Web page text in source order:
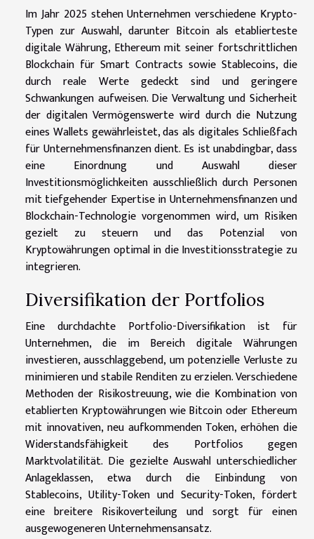
Im Jahr 2025 stehen Unternehmen verschiedene Krypto-
Typen zur Auswahl, darunter Bitcoin als etablierteste
digitale Währung, Ethereum mit seiner fortschrittlichen
Blockchain für Smart Contracts sowie Stablecoins, die
durch reale Werte gedeckt sind und geringere
Schwankungen aufweisen. Die Verwaltung und Sicherheit
der digitalen Vermögenswerte wird durch die Nutzung
eines Wallets gewährleistet, das als digitales Schließfach
für Unternehmensfinanzen dient. Es ist unabdingbar, dass
eine Einordnung und Auswahl dieser
Investitionsmöglichkeiten ausschließlich durch Personen
mit tiefgehender Expertise in Unternehmensfinanzen und
Blockchain-Technologie vorgenommen wird, um Risiken
gezielt zu steuern und das Potenzial von
Kryptowährungen optimal in die Investitionsstrategie zu
integrieren.
Diversifikation der Portfolios
Eine durchdachte Portfolio-Diversifikation ist für
Unternehmen, die im Bereich digitale Währungen
investieren, ausschlaggebend, um potenzielle Verluste zu
minimieren und stabile Renditen zu erzielen. Verschiedene
Methoden der Risikostreuung, wie die Kombination von
etablierten Kryptowährungen wie Bitcoin oder Ethereum
mit innovativen, neu aufkommenden Token, erhöhen die
Widerstandsfähigkeit des Portfolios gegen
Marktvolatilität. Die gezielte Auswahl unterschiedlicher
Anlageklassen, etwa durch die Einbindung von
Stablecoins, Utility-Token und Security-Token, fördert
eine breitere Risikoverteilung und sorgt für einen
ausgewogeneren Unternehmensansatz.